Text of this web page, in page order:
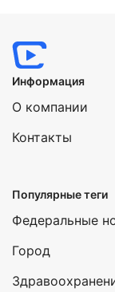
Информация
О компании
Контакты
Популярные теги
Федеральные
Город